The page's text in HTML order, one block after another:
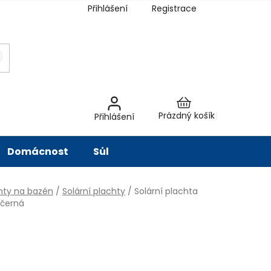
Hodnocení obchodu Slovník pojmů Péče o vodu
Přihlášení Registrace
Přihlášení
Nákupní
Prázdný košík
Domácnost Sůl
na bazén / Solární plachty / Solární plachta